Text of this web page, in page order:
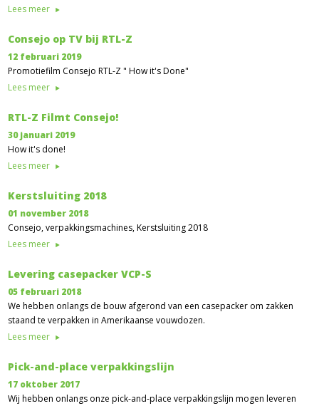
Lees meer
Consejo op TV bij RTL-Z
12 februari 2019
Promotiefilm Consejo RTL-Z " How it's Done"
Lees meer
RTL-Z Filmt Consejo!
30 januari 2019
How it's done!
Lees meer
Kerstsluiting 2018
01 november 2018
Consejo, verpakkingsmachines, Kerstsluiting 2018
Lees meer
Levering casepacker VCP-S
05 februari 2018
We hebben onlangs de bouw afgerond van een casepacker om zakken
staand te verpakken in Amerikaanse vouwdozen.
Lees meer
Pick-and-place verpakkingslijn
17 oktober 2017
Wij hebben onlangs onze pick-and-place verpakkingslijn mogen leveren